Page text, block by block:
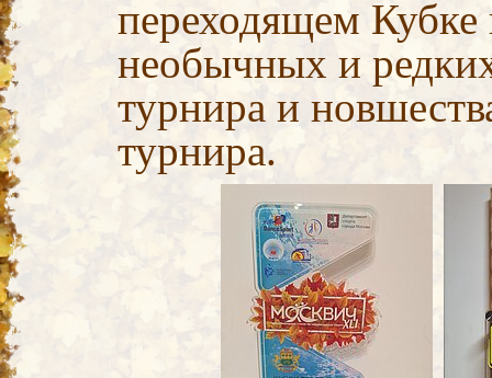
переходящем Кубке
необычных и
турнира и
турнира.